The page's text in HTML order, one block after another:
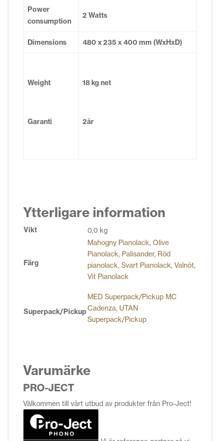
Power
consumption
2 Watts
Dimensions 480 x 235 x 400 mm (WxHxD)
Weight
Garanti
18 kg net
2år
Ytterligare information
Vikt 0,0 kg
Färg
Mahogny Pianolack, Olive
Pianolack, Palisander, Röd
pianolack, Svart Pianolack, Valnöt,
Vit Pianolack
Superpack/Pickup
MED Superpack/Pickup MC
Cadenza, UTAN
Superpack/Pickup
Varumärke
PRO-JECT
Välkommen till vårt utbud av produkter från Pro-Ject!